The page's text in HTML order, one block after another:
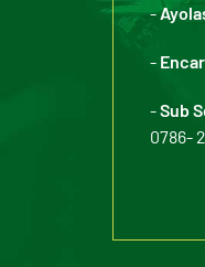
-
-
-Sub
0786-